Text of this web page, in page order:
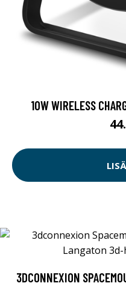
10W WIRELESS
3DCONNEXION